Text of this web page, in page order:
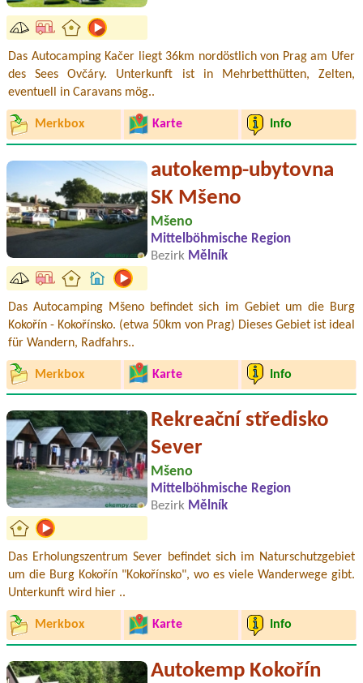
Das Autocamping Kačer liegt 36km nordöstlich von Prag am Ufer
des Sees Ovčáry. Unterkunft ist in Mehrbetthütten, Zelten,
eventuell in Caravans mög..
Merkbox Karte Info
autokemp-ubytovna
SK Mšeno
Mšeno
Mittelböhmische Region
Bezirk Mělník
Das Autocamping Mšeno befindet sich im Gebiet um die Burg
Kokořín - Kokořínsko. (etwa 50km von Prag) Dieses Gebiet ist ideal
für Wandern, Radfahrs..
Merkbox Karte Info
Rekreační středisko
Sever
Mšeno
Mittelböhmische Region
Bezirk Mělník
Das Erholungszentrum Sever befindet sich im Naturschutzgebiet
um die Burg Kokořín "Kokořínsko", wo es viele Wanderwege gibt.
Unterkunft wird hier ..
Merkbox Karte Info
Autokemp Kokořín